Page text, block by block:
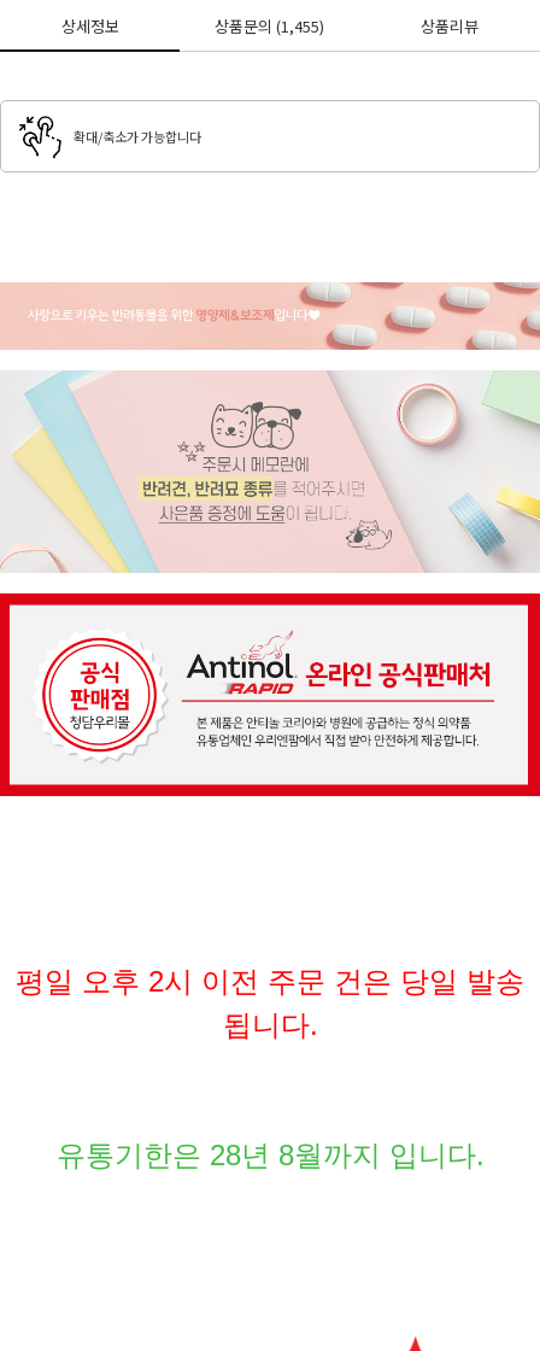
상세정보 상품문의(1,455) 상품리뷰
확대/축소가 가능합니다
평일 오후 2시 이전 주문 건은 당일 발송
됩니다.
유통기한은 28년 8월까지 입니다.